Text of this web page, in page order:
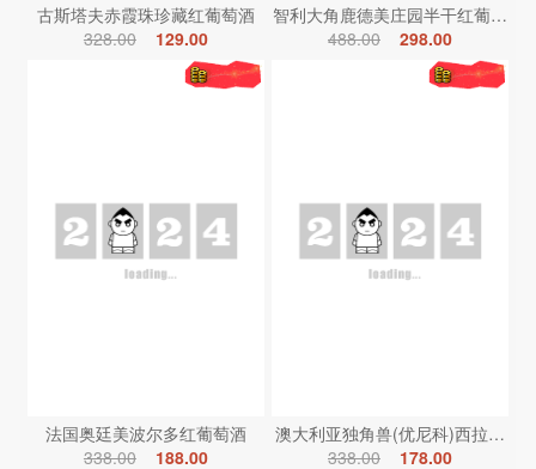
古斯塔夫赤霞珠珍藏红葡萄酒
328.00
129.00
智利大角鹿德美庄园半干红葡萄酒
488.00
298.00
法国奥廷美波尔多红葡萄酒
338.00
188.00
澳大利亚独角兽(优尼科)西拉红葡
338.00
178.00